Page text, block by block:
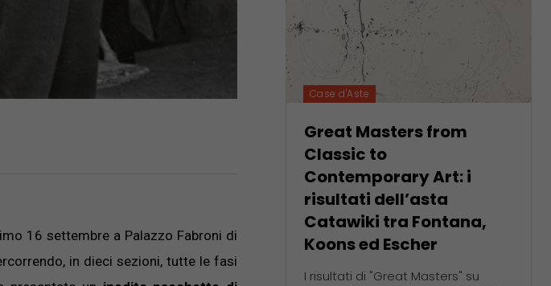
16 settembre a Palazzo Fabroni di
in dieci sezioni, tutte le fasi
Case d'Aste
Great Masters from
Classic to
Contemporary Art: i
risultati dell’asta
Catawiki tra Fontana,
Koons ed Escher
I risultati di "Great Masters" su